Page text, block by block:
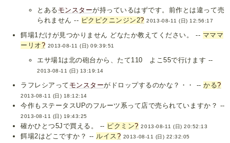
とある モンスターが持っているはずです。前作とは違って売
られません -- ピクピクニンジン2? 2013-08-11 (日) 12:56:17
餌場1だけが見つかりません どなたか教えてください。 -- マママ
ーリオ? 2013-08-11 (日) 09:39:51
エサ場1は北の砲台から、たて110 よこ55で行けます --
2013-08-11 (日) 13:19:14
ラフレシアって モンスターがドロップするのかな？・・ --かる?
2013-08-11 (日) 18:12:14
今作もステータスUPのフルーツ系って店で売られていますか？ --
2013-08-11 (日) 19:43:25
確かひとつ5Jで買える。 -- ピクミン? 2013-08-11 (日) 20:52:13
餌場2はどこですか？ -- ルイス? 2013-08-11 (日) 22:32:05